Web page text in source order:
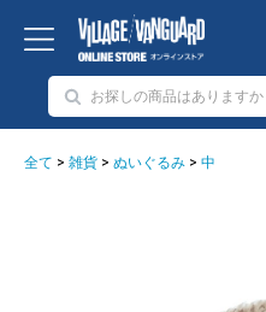
全て > 雑貨 > ぬいぐるみ > 中